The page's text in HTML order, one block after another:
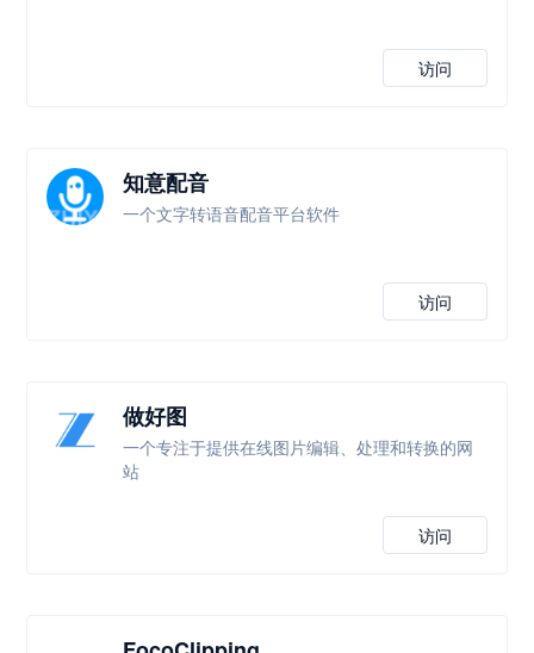
访问
知意配音
一个文字转语音配音平台软件
访问
做好图
一个专注于提供在线图片编辑、处理和转换的网
站
访问